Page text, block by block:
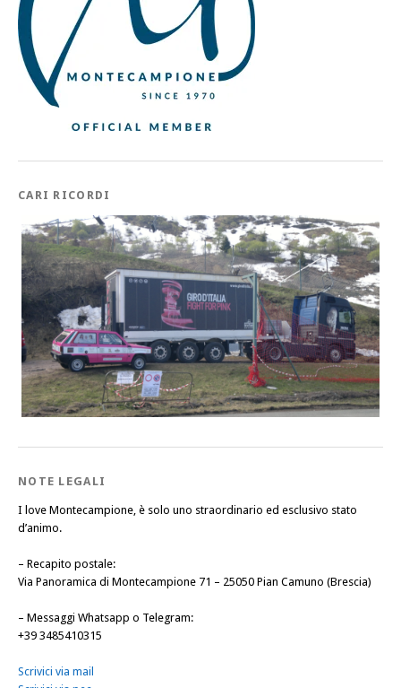
CARI RICORDI
NOTE LEGALI
I love Montecampione, è solo uno straordinario ed esclusivo stato
d’animo.
– Recapito postale:
Via Panoramica di Montecampione 71 – 25050 Pian Camuno (Brescia)
– Messaggi Whatsapp o Telegram:
+39 3485410315
Scrivici via mail